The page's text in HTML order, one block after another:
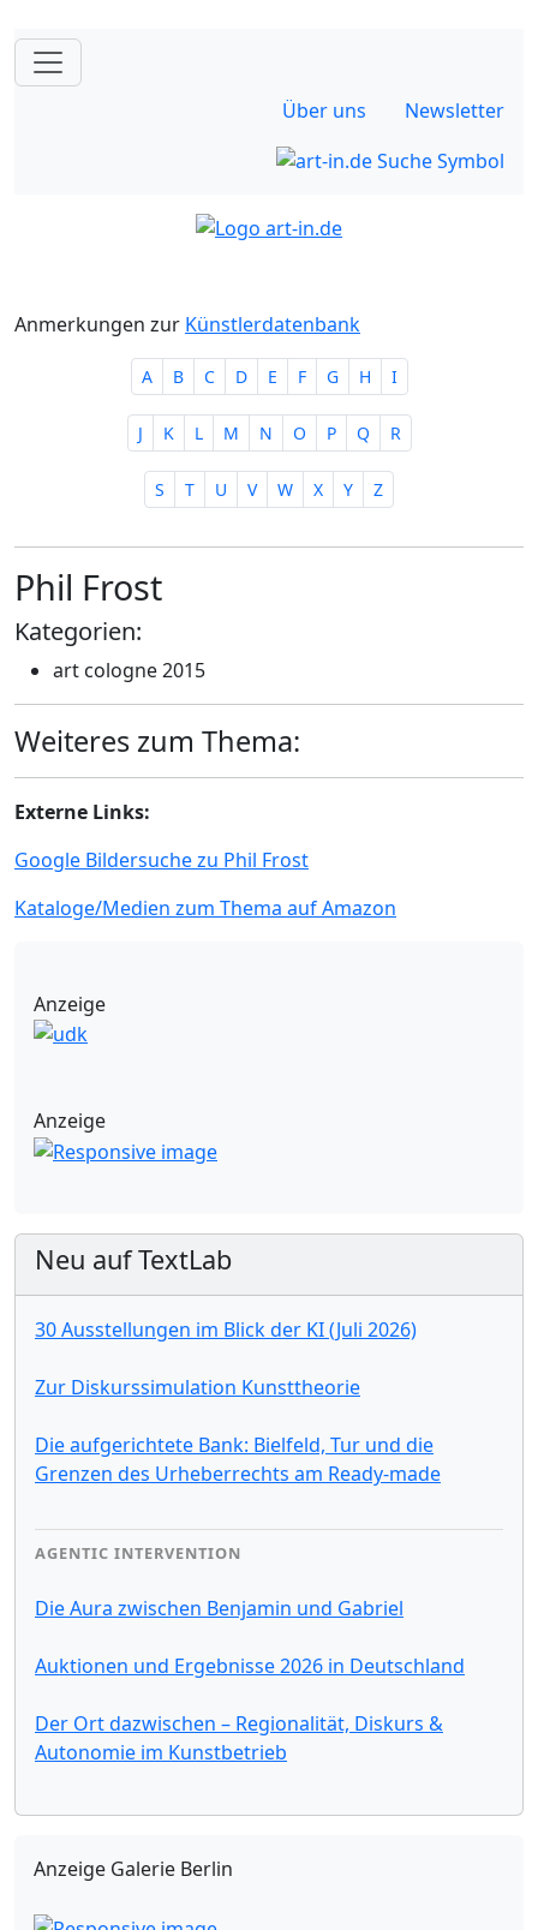
Über uns Newsletter
Anmerkungen zur Künstlerdatenbank
A B C D E F G H I
J K L M N O P Q R
S T U V W X Y Z
Phil Frost
Kategorien:
art cologne 2015
Weiteres zum Thema:
Externe Links:
Google Bildersuche zu Phil Frost
Kataloge/Medien zum Thema auf Amazon
Anzeige
Anzeige
Neu auf TextLab
30 Ausstellungen im Blick der KI (Juli 2026)
Zur Diskurssimulation Kunsttheorie
Die aufgerichtete Bank: Bielfeld, Tur und die
Grenzen des Urheberrechts am Ready-made
AGENTIC INTERVENTION
Die Aura zwischen Benjamin und Gabriel
Auktionen und Ergebnisse 2026 in Deutschland
Der Ort dazwischen – Regionalität, Diskurs &
Autonomie im Kunstbetrieb
Anzeige Galerie Berlin